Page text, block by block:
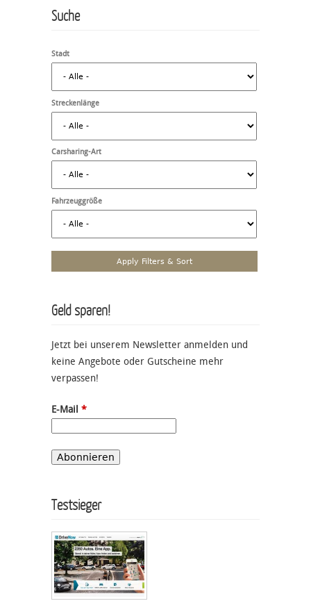
Suche
Stadt
Streckenlänge
Carsharing-Art
Fahrzeuggröße
Geld sparen!
Jetzt bei unserem Newsletter anmelden und
keine Angebote oder Gutscheine mehr
verpassen!
E-Mail *
Testsieger